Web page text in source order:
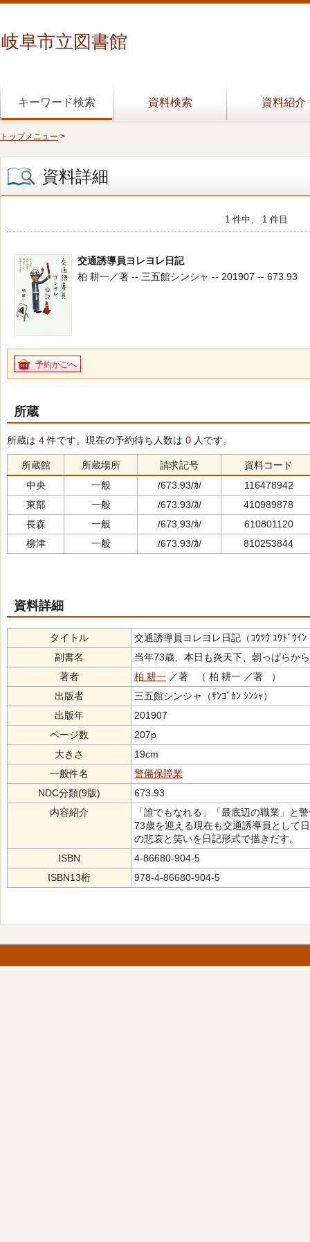
岐阜市立図書館
キーワード検索 資料検索 資料紹介
トップメニュー >
資料詳細
1 件中、 1 件目
交通誘導員ヨレヨレ日記
柏 耕一／著 -- 三五館シンシャ -- 201907 -- 673.93
予約かごへ
所蔵
所蔵は 4件です。現在の予約待ち人数は 0 人です。
所蔵館 所蔵場所 請求記号
資料コード
中央
一般 /673.93/ｶ/
116478942
東部
一般 /673.93/ｶ/
410989878
長森
一般 /673.93/ｶ/
610801120
柳津
一般 /673.93/ｶ/ 810253844
資料詳細
タイトル
交通誘導員ヨレヨレ日記（ｺｳﾂｳ ﾕｳﾄﾞｳｲﾝ
副書名
当年73歳、本日も炎天下、朝っぱらか
著者
柏 耕一 ／著 （ 柏 耕一 ／著 ）
出版者
三五館シンシャ（ｻﾝｺﾞｶﾝ ｼﾝｼｬ）
出版年
201907
ページ数
207p
大きさ
19cm
一般件名
警備保障業
NDC分類(9版)
673.93
内容紹介
「誰でもなれる」「最底辺の職業」と
73歳を迎える現在も交通誘導員として
の悲哀と笑いを日記形式で描きだす。
ISBN
4-86680-904-5
ISBN13桁
978-4-86680-904-5